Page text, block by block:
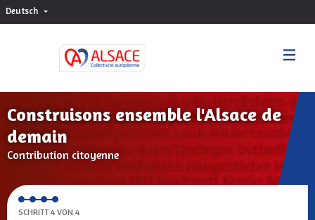
Deutsch Choisir la langue
Construisons ensemble l'Alsace de
demain
Contribution citoyenne
SCHRITT 4 VON 4